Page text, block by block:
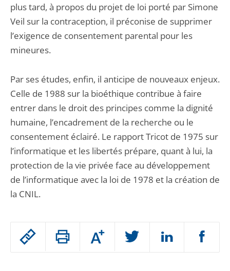
Passer
Augmenter
ou
plus tard, à propos du projet de loi porté par Simone
Veil sur la contraception, il préconise de supprimer
l’exigence de consentement parental pour les
mineures.
Par ses études, enfin, il anticipe de nouveaux enjeux.
Celle de 1988 sur la bioéthique contribue à faire
entrer dans le droit des principes comme la dignité
humaine, l’encadrement de la recherche ou le
consentement éclairé. Le rapport Tricot de 1975 sur
l’informatique et les libertés prépare, quant à lui, la
protection de la vie privée face au développement
de l’informatique avec la loi de 1978 et la création de
la CNIL.